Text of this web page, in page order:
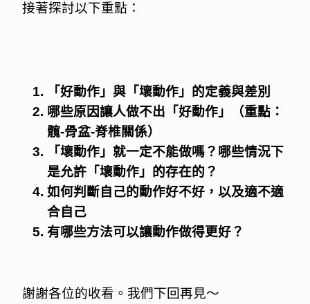
接著探討以下重點：
「好動作」與「壞動作」的定義與差別
哪些原因讓人做不出「好動作」（重點：
髖-骨盆-脊椎關係）
「壞動作」就一定不能做嗎？哪些情況下
是允許「壞動作」的存在的？
如何判斷自己的動作好不好，以及適不適
合自己
有哪些方法可以讓動作做得更好？
謝謝各位的收看。我們下回再見～